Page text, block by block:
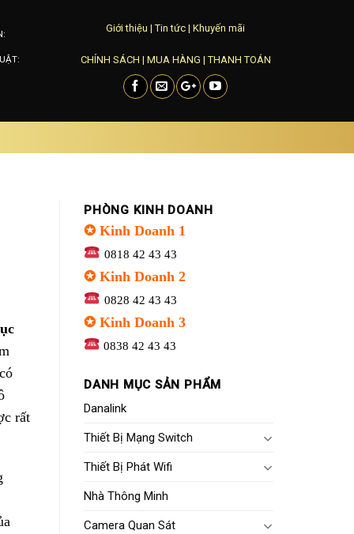
Giới thiệu |Tin tức | Khuyến mãi
CHÍNH SÁCH | MUA HÀNG |THANH TOÁN
PHÒNG KINH DOANH
✪ Kinh Doanh 1
0818 42 43 43
✪ Kinh Doanh 2
0828 42 43 43
✪ Kinh Doanh 3
0838 42 43 43
DANH MỤC SẢN PHẨM
Danalink
Thiết Bị Mạng Switch
Thiết Bị Phát Wifi
Nhà Thông Minh
Camera Quan Sát
rất